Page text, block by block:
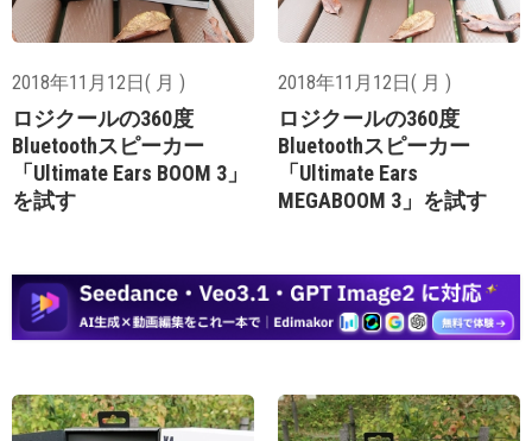
2018年11月12日( 月 )
ロジクールの360度
Bluetoothスピーカー
「Ultimate Ears BOOM 3」
を試す
2018年11月12日( 月 )
ロジクールの360度
Bluetoothスピーカー
「Ultimate Ears
MEGABOOM 3」を試す